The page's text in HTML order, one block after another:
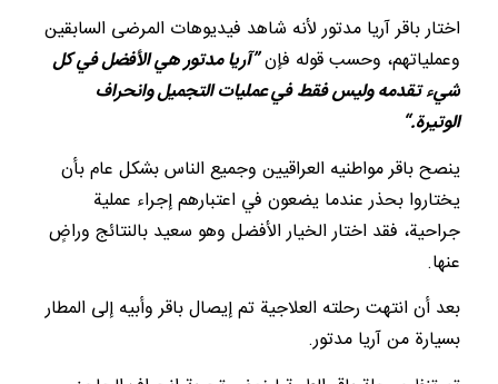
اختار باقر آريا مدتور لأنه شاهد فيديوهات المرضى السابقين
وعملياتهم، وحسب قوله فإن”آريا مدتور هي الأفضل في كل
شيء تقدمه وليس فقط في عمليات التجميل وانحراف
الوتيرة.“
ينصح باقر مواطنيه العراقيين وجميع الناس بشكل عام بأن
يختاروا بحذر عندما يضعون في اعتبارهم إجراء عملية
جراحية، فقد اختار الخيار الأفضل وهو سعيد بالنتائج وراضٍ
عنها.
بعد أن انتهت رحلته العلاجية تم إيصال باقر وأبيه إلى المطار
بسيارة من آريا مدتور.